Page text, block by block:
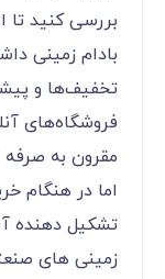
بررسی کنید تا
بادام زمینی
تخفیف‌ها و
فروشگاه‌های
مقرون به
اما در هنگام
تشکیل دهنده
زمینی های